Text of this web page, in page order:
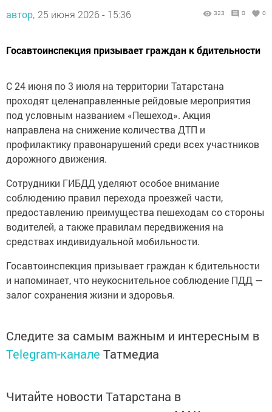
автор, 25 июня 2026 - 15:36 323 0 0
Госавтоинспекция призывает граждан к бдительности
С 24 июня по 3 июля на территории Татарстана
проходят целенаправленные рейдовые мероприятия
под условным названием «Пешеход». Акция
направлена на снижение количества ДТП и
профилактику правонарушений среди всех участников
дорожного движения.
Сотрудники ГИБДД уделяют особое внимание
соблюдению правил перехода проезжей части,
предоставлению преимущества пешеходам со стороны
водителей, а также правилам передвижения на
средствах индивидуальной мобильности.
Госавтоинспекция призывает граждан к бдительности
и напоминает, что неукоснительное соблюдение ПДД —
залог сохранения жизни и здоровья.
Следите за самым важным и интересным в
Telegram-канале Татмедиа
Читайте новости Татарстана в